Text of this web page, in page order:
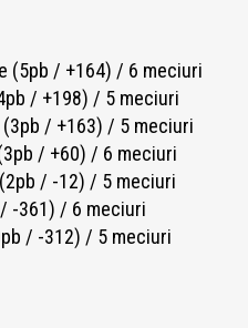
(5pb / +164) / 6 meciuri
/ +198) / 5 meciuri
pb / +163) / 5 meciuri
/ +60) / 6 meciuri
/ -12) / 5 meciuri
/ -361) / 6 meciuri
/ -312) / 5 meciuri